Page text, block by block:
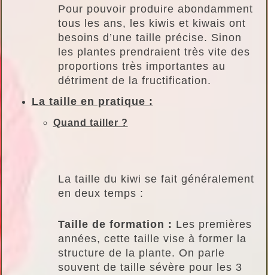
Pour pouvoir produire abondamment
tous les ans, les kiwis et kiwais ont
besoins d’une taille précise. Sinon
les plantes prendraient très vite des
proportions très importantes au
détriment de la fructification.
La taille en pratique :
Quand tailler ?
La taille du kiwi se fait généralement
en deux temps :
Taille de formation : Les premières
années, cette taille vise à former la
structure de la plante. On parle
souvent de taille sévère pour les 3